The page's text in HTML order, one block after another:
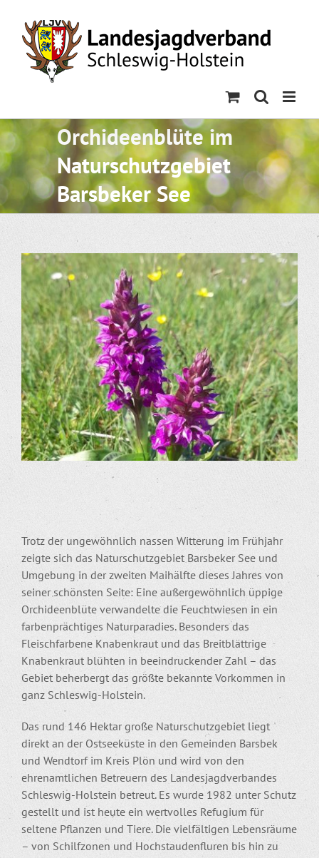
content
Orchideenblüte im
Naturschutzgebiet
Barsbeker See
Zeige
grösseres
Bild
Trotz der ungewöhnlich nassen Witterung im Frühjahr
zeigte sich das Naturschutzgebiet Barsbeker See und
Umgebung in der zweiten Maihälfte dieses Jahres von
seiner schönsten Seite: Eine außergewöhnlich üppige
Orchideenblüte verwandelte die Feuchtwiesen in ein
farbenprächtiges Naturparadies. Besonders das
Fleischfarbene Knabenkraut und das Breitblättrige
Knabenkraut blühten in beeindruckender Zahl – das
Gebiet beherbergt das größte bekannte Vorkommen in
ganz Schleswig-Holstein.
Das rund 146 Hektar große Naturschutzgebiet liegt
direkt an der Ostseeküste in den Gemeinden Barsbek
und Wendtorf im Kreis Plön und wird von den
ehrenamtlichen Betreuern des Landesjagdverbandes
Schleswig-Holstein betreut. Es wurde 1982 unter Schutz
gestellt und ist heute ein wertvolles Refugium für
seltene Pflanzen und Tiere. Die vielfältigen Lebensräume
– von Schilfzonen und Hochstaudenfluren bis hin zu